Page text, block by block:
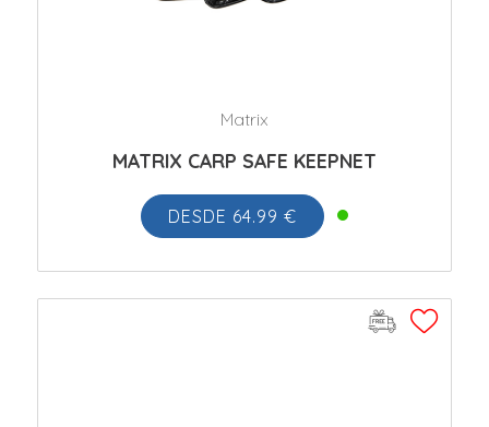
Matrix
MATRIX CARP SAFE KEEPNET
DESDE 64.99 €